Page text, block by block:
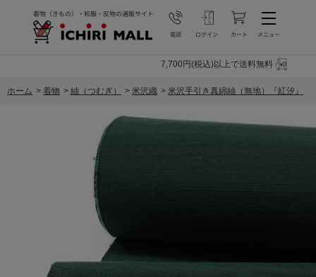
7,700円(税込)以上で送料無料
ホーム > 着物 > 紬（つむぎ） > 米沢織 > 米沢手引き真綿紬（無地）『紅汐』